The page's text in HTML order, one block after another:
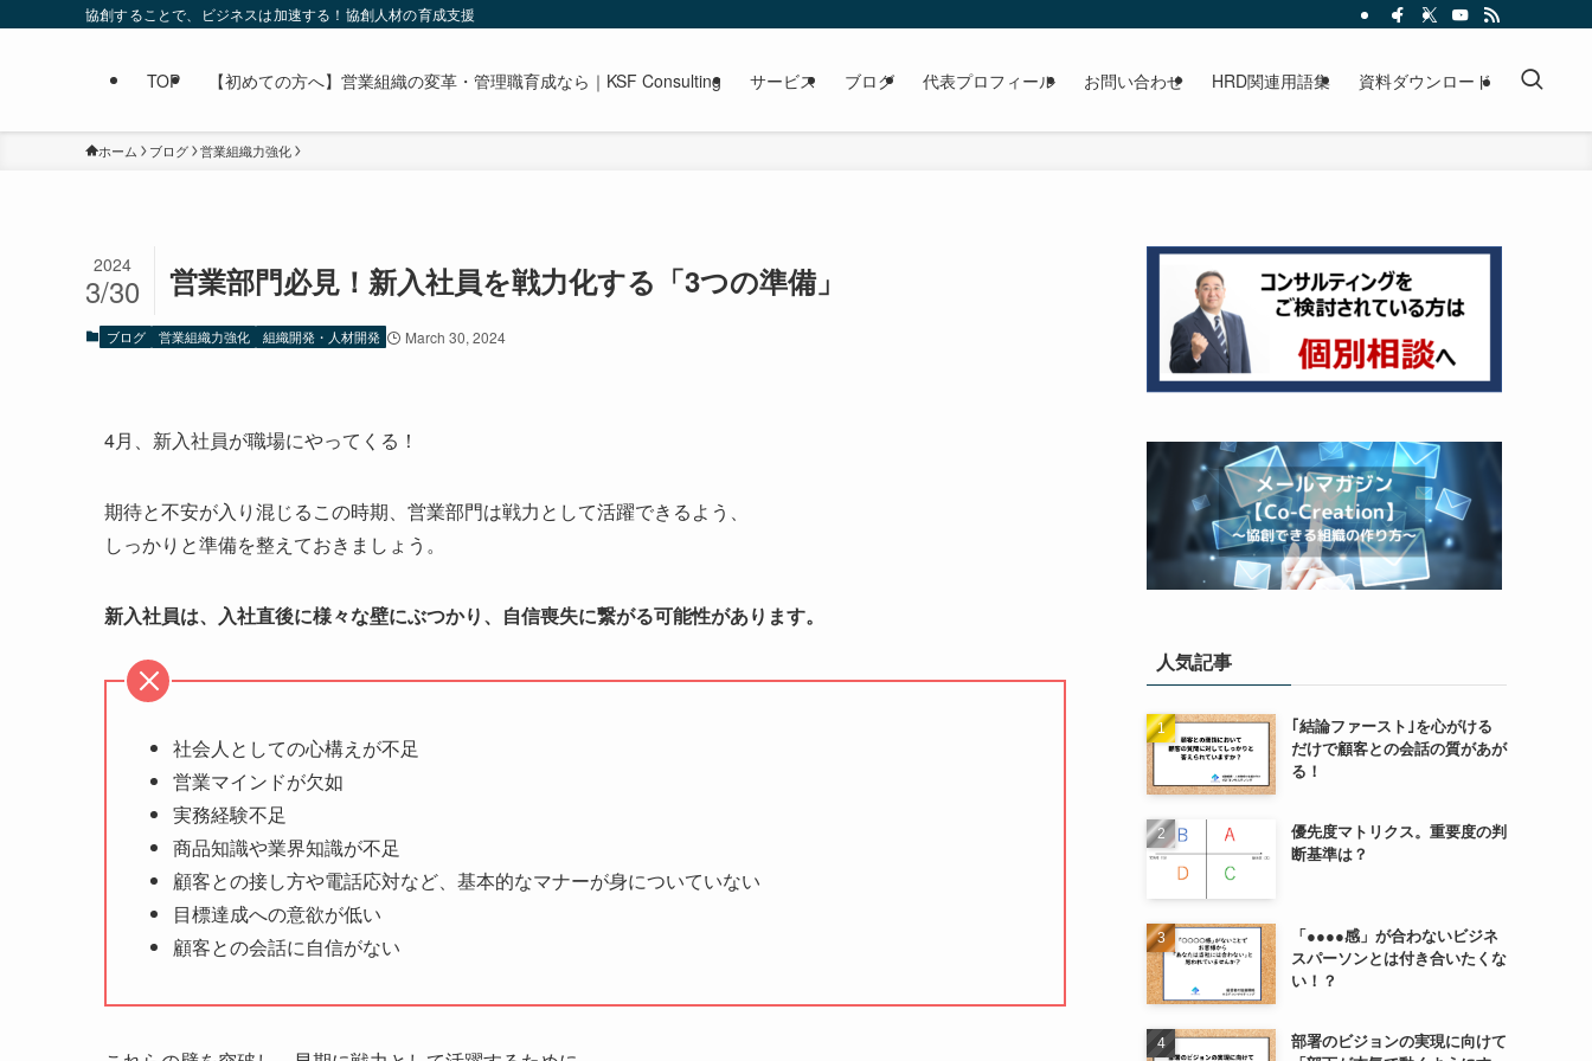
協創することで、ビジネスは加速する！協創人材の育成支援
TOP 【初めての方へ】営業組織の変革・管理職育成なら｜KSF Consulting サービス ブログ 代表プロフィール お問い合わせ HRD関連用語集 資料ダウンロード
ホーム ブログ 営業組織力強化
営業部門必見！新入社員を戦力化する「3つの準備」
2024
3/30
ブログ 営業組織力強化 組織開発・人材開発 March 30, 2024
4月、新入社員が職場にやってくる！
期待と不安が入り混じるこの時期、営業部門は戦力として活躍できるよう、
しっかりと準備を整えておきましょう。
新入社員は、入社直後に様々な壁にぶつかり、自信喪失に繋がる可能性があります。
社会人としての心構えが不足
営業マインドが欠如
実務経験不足
商品知識や業界知識が不足
顧客との接し方や電話応対など、基本的なマナーが身についていない
目標達成への意欲が低い
顧客との会話に自信がない
人気記事
｢結論ファースト｣を心がける
だけで顧客との会話の質があが
る！
優先度マトリクス。重要度の判
断基準は？
「●●●●感」が合わないビジネ
スパーソンとは付き合いたくな
い！？
部署のビジョンの実現に向けて